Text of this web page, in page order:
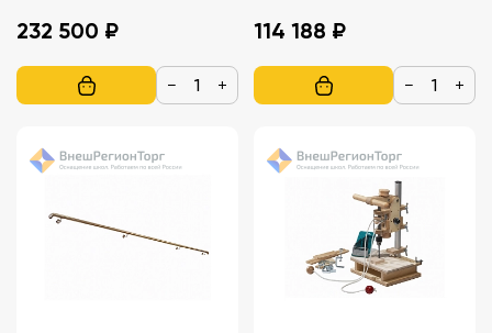
232 500 ₽
− +
114 188 ₽
− +